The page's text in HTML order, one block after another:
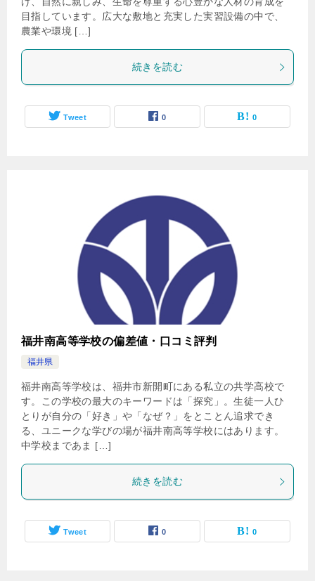
目指しています。広大な敷地と充実した実習設備の中で、
農業や環境 […]
続きを読む
Tweet 0 0
福井南高等学校の偏差値・口コミ評判
福井県
福井南高等学校は、福井市新開町にある私立の共学高校で
す。この学校の最大のキーワードは「探究」。生徒一人ひ
とりが自分の「好き」や「なぜ？」をとことん追求でき
る、ユニークな学びの場が福井南高等学校にはあります。
中学校まであま […]
続きを読む
Tweet 0 0